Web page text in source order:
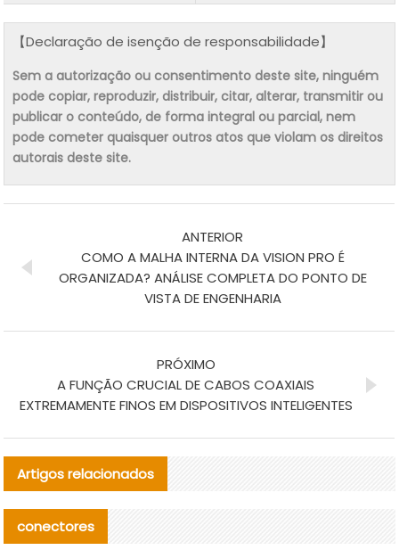
【Declaração de isenção de responsabilidade】
Sem a autorização ou consentimento deste site, ninguém
pode copiar, reproduzir, distribuir, citar, alterar, transmitir ou
publicar o conteúdo, de forma integral ou parcial, nem
pode cometer quaisquer outros atos que violam os direitos
autorais deste site.
ANTERIOR
COMO A MALHA INTERNA DA VISION PRO É
ORGANIZADA? ANÁLISE COMPLETA DO PONTO DE
VISTA DE ENGENHARIA
PRÓXIMO
A FUNÇÃO CRUCIAL DE CABOS COAXIAIS
EXTREMAMENTE FINOS EM DISPOSITIVOS INTELIGENTES
Artigos relacionados
conectores